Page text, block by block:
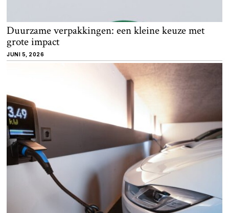
Duurzame verpakkingen: een kleine keuze met
grote impact
JUNI 5, 2026